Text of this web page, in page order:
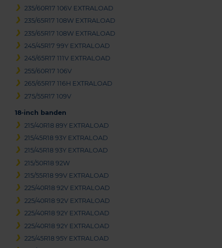
235/60R17 106V EXTRALOAD
235/65R17 108W EXTRALOAD
235/65R17 108W EXTRALOAD
245/45R17 99Y EXTRALOAD
245/65R17 111V EXTRALOAD
255/60R17 106V
265/65R17 116H EXTRALOAD
275/55R17 109V
18-inch banden
215/40R18 89Y EXTRALOAD
215/45R18 93Y EXTRALOAD
215/45R18 93Y EXTRALOAD
215/50R18 92W
215/55R18 99V EXTRALOAD
225/40R18 92V EXTRALOAD
225/40R18 92V EXTRALOAD
225/40R18 92Y EXTRALOAD
225/40R18 92Y EXTRALOAD
225/45R18 95Y EXTRALOAD